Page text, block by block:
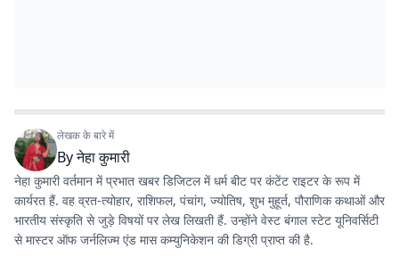
लेखक के बारे में
Byनेहा कुमारी
नेहा कुमारी वर्तमान में प्रभात खबर डिजिटल में धर्म बीट पर कंटेंट राइटर के रूप में
कार्यरत हैं. वह व्रत-त्योहार, राशिफल, पंचांग, ज्योतिष, शुभ मुहूर्त, पौराणिक कथाओं और
भारतीय संस्कृति से जुड़े विषयों पर लेख लिखती हैं. उन्होंने वेस्ट बंगाल स्टेट यूनिवर्सिटी
से मास्टर ऑफ जर्नलिज्म एंड मास कम्युनिकेशन की डिग्री प्राप्त की है.